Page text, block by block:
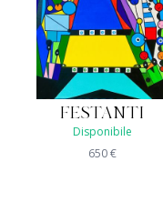
FESTANTI
Disponibile
650€